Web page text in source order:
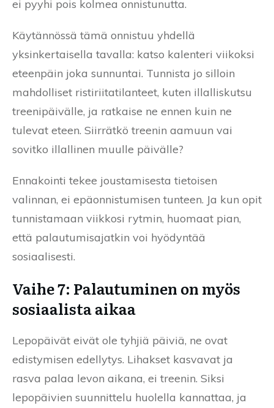
ei pyyhi pois kolmea onnistunutta.
Käytännössä tämä onnistuu yhdellä
yksinkertaisella tavalla: katso kalenteri viikoksi
eteenpäin joka sunnuntai. Tunnista jo silloin
mahdolliset ristiriitatilanteet, kuten illalliskutsu
treenipäivälle, ja ratkaise ne ennen kuin ne
tulevat eteen. Siirrätkö treenin aamuun vai
sovitko illallinen muulle päivälle?
Ennakointi tekee joustamisesta tietoisen
valinnan, ei epäonnistumisen tunteen. Ja kun opit
tunnistamaan viikkosi rytmin, huomaat pian,
että palautumisajatkin voi hyödyntää
sosiaalisesti.
Vaihe 7: Palautuminen on myös
sosiaalista aikaa
Lepopäivät eivät ole tyhjiä päiviä, ne ovat
edistymisen edellytys. Lihakset kasvavat ja
rasva palaa levon aikana, ei treenin. Siksi
lepopäivien suunnittelu huolella kannattaa, ja